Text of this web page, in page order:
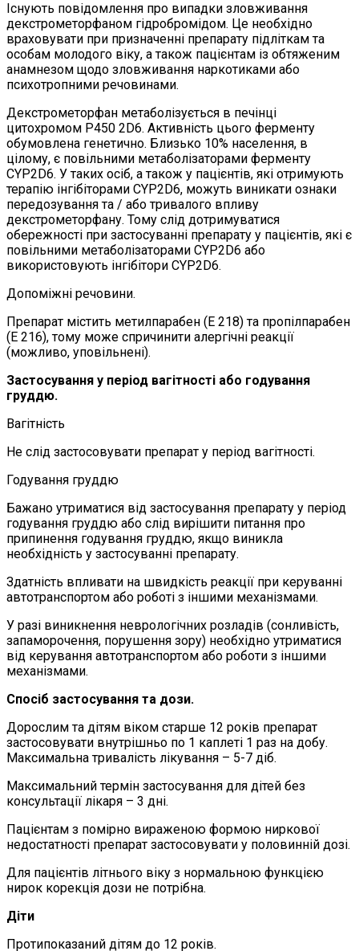
Існують повідомлення про випадки зловживання
декстрометорфаном гідробромідом. Це необхідно
враховувати при призначенні препарату підліткам та
особам молодого віку, а також пацієнтам із обтяженим
анамнезом щодо зловживання наркотиками або
психотропними речовинами.
Декстрометорфан метаболізується в печінці
цитохромом P450 2D6. Активність цього ферменту
обумовлена генетично. Близько 10% населення, в
цілому, є повільними метаболізаторами ферменту
CYP2D6. У таких осіб, а також у пацієнтів, які отримують
терапію інгібіторами CYP2D6, можуть виникати ознаки
передозування та / або тривалого впливу
декстрометорфану. Тому слід дотримуватися
обережності при застосуванні препарату у пацієнтів, які є
повільними метаболізаторами CYP2D6 або
використовують інгібітори CYP2D6.
Допоміжні речовини.
Препарат містить метилпарабен (Е 218) та пропілпарабен
(Е 216), тому може спричинити алергічні реакції
(можливо, уповільнені).
Застосування у період вагітності або годування
груддю.
Вагітність
Не слід застосовувати препарат у період вагітності.
Годування груддю
Бажано утриматися від застосування препарату у період
годування груддю або слід вирішити питання про
припинення годування груддю, якщо виникла
необхідність у застосуванні препарату.
Здатність впливати на швидкість реакції при керуванні
автотранспортом або роботі з іншими механізмами.
У разі виникнення неврологічних розладів (сонливість,
запаморочення, порушення зору) необхідно утриматися
від керування автотранспортом або роботи з іншими
механізмами.
Спосіб застосування та дози.
Дорослим та дітям віком старше 12 років препарат
застосовувати внутрішньо по 1 каплеті 1 раз на добу.
Максимальна тривалість лікування – 5-7 діб.
Максимальний термін застосування для дітей без
консультації лікаря ­– 3 дні.
Пацієнтам з помірно вираженою формою ниркової
недостатності препарат застосовувати у половинній дозі.
Для пацієнтів літнього віку з нормальною функцією
нирок корекція дози не потрібна.
Діти
Протипоказаний дітям до 12 років.